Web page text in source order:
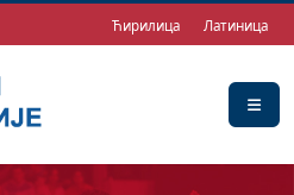
Ћирилица Латиница